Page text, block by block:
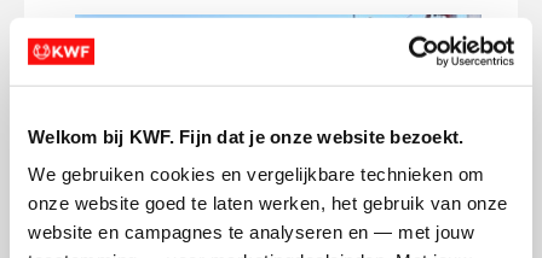
Welkom bij KWF. Fijn dat je onze website bezoekt.
We gebruiken cookies en vergelijkbare technieken om
onze website goed te laten werken, het gebruik van onze
website en campagnes te analyseren en — met jouw